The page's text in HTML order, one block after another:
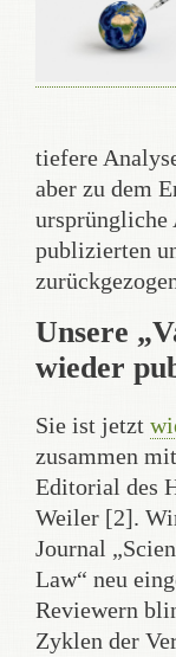
tiefere
aber zu dem
ursprüngliche
publizierten
Unsere
wieder
Sie ist jetzt
zusammen
Editorial des
Weiler [2].
Journal
Law“ neu
Reviewern
Zyklen der